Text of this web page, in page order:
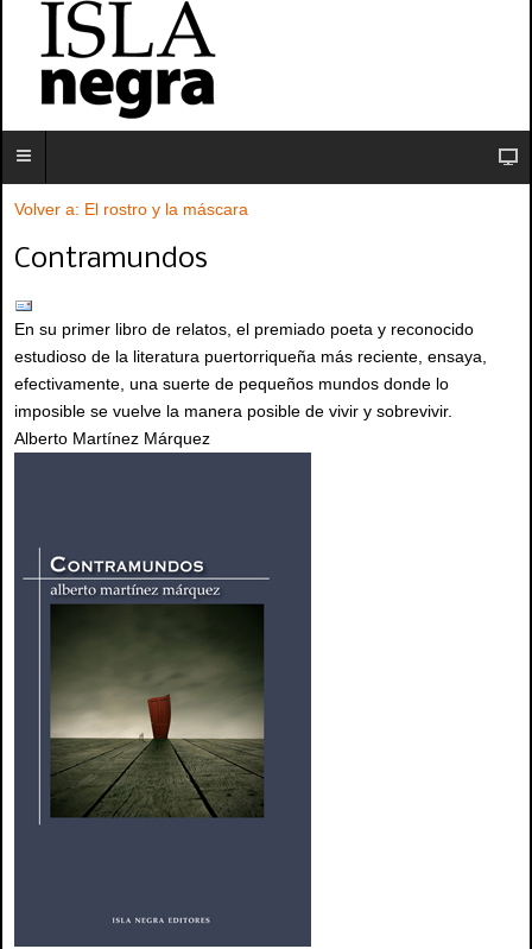
Volver a: El rostro y la máscara
Contramundos
En su primer libro de relatos, el premiado poeta y reconocido
estudioso de la literatura puertorriqueña más reciente, ensaya,
efectivamente, una suerte de pequeños mundos donde lo
imposible se vuelve la manera posible de vivir y sobrevivir.
Alberto Martínez Márquez